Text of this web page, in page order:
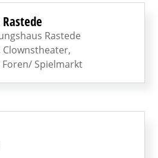
Rastede
Spielmarkt